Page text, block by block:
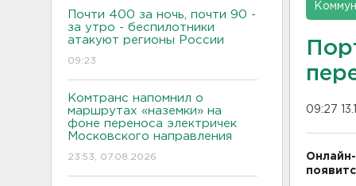
Почти 400 за ночь, почти 90 -
за утро - беспилотники
атакуют регионы России
09:23
Комтранс напомнил о
маршрутах «наземки» на
фоне переноса электричек
Московского направления
23:53, 07.08.2026
09:27